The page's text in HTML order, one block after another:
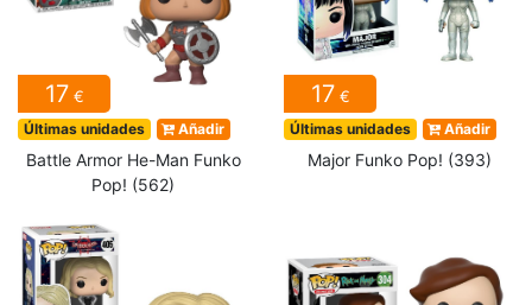
17 €
Últimas unidades Añadir
Battle Armor He-Man Funko
Pop! (562)
17 €
Últimas unidades Añadir
Major Funko Pop! (393)